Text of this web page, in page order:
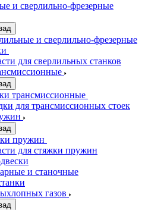
и сверлильно-фрезерные
и сверлильно-фрезерные
для сверлильных станков
трансмиссионные
для трансмиссионных стоек
пружин
для стяжки пружин
и станочные
газов